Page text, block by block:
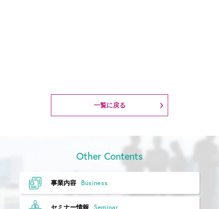
一覧に戻る
Other Contents
事業内容 Business
セミナー情報 Seminar